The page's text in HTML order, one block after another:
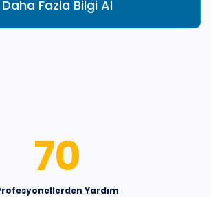
Daha Fazla Bilgi Al
Yardım
70